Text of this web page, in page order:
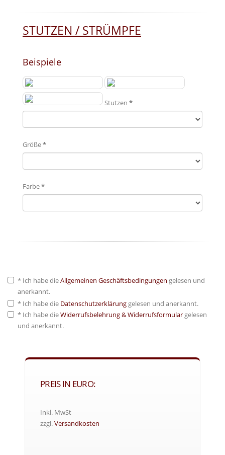
STUTZEN / STRÜMPFE
Beispiele
Stutzen *
Größe*
Farbe*
* Ich habe dieAllgemeinen Geschäftsbedingungen gelesen und
anerkannt.
* Ich habe die Datenschutzerklärung gelesen und anerkannt.
* Ich habe dieWiderrufsbelehrung & Widerrufsformular gelesen
und anerkannt.
PREIS IN EURO:
Inkl. MwSt
zzgl.Versandkosten